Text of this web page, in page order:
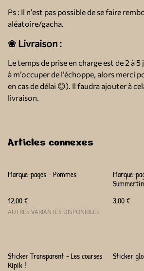
Ps : Il n’est pas possible de se faire
aléatoire/gacha.
❀ Livraison :
Le temps de prise en charge est de 2 à 5
à m’occuper de l’échoppe, alors merci
en cas de délai 😊). Il faudra ajouter à
livraison.
Articles connexes
Marque-pages - Pommes
12,00 €
AUTRES VARIANTES DISPONIBLES
Marque-
3,00 €
Sticker Transparent - Les courses
Kipik !
Sticker